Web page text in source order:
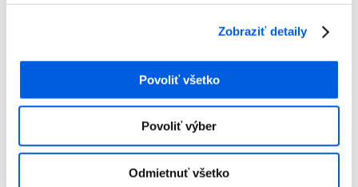
Zobraziť detaily
Povoliť všetko
Povoliť výber
Odmietnuť všetko
Polokošele
Zľava 70 %